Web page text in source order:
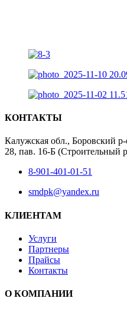
КОНТАКТЫ
Калужская обл., Боровский
28, пав. 16-Б (Строительный
8-901-401-01-51
smdpk@yandex.ru
КЛИЕНТАМ
Услуги
Партнеры
Прайсы
Контакты
О КОМПАНИИ